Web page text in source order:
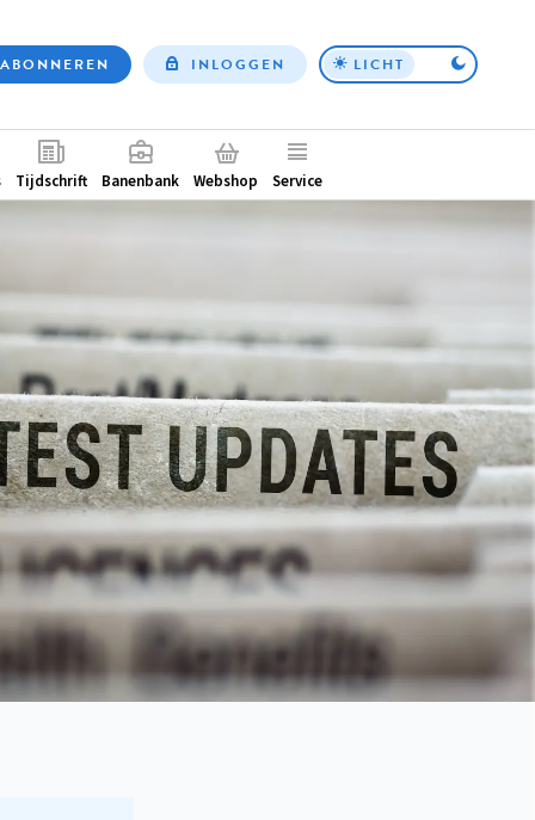
Top
ABONNEREN INLOGGEN LICHT
Tijdschrift Banenbank Webshop Service